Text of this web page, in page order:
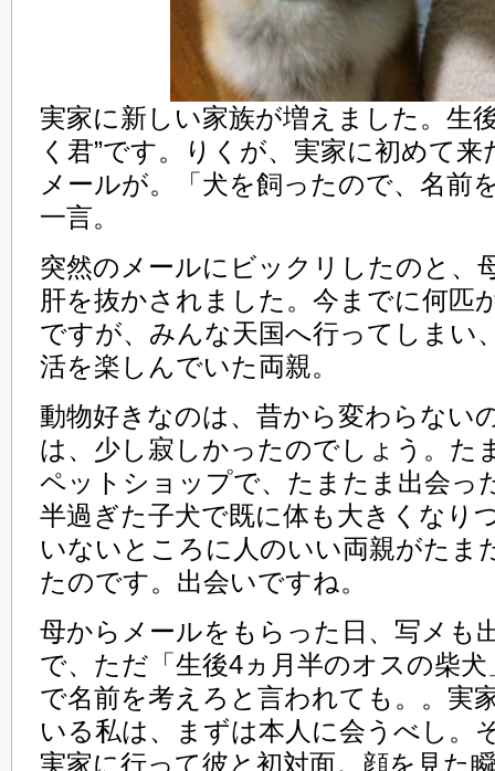
実家に新しい家族が増えました。生
く君”です。りくが、実家に初めて
メールが。「犬を飼ったので、名前
一言。
突然のメールにビックリしたのと、
肝を抜かされました。今までに何匹
ですが、みんな天国へ行ってしまい
活を楽しんでいた両親。
動物好きなのは、昔から変わらない
は、少し寂しかったのでしょう。た
ペットショップで、たまたま出会っ
半過ぎた子犬で既に体も大きくなり
いないところに人のいい両親がたま
たのです。出会いですね。
母からメールをもらった日、写メも
で、ただ「生後4ヵ月半のオスの柴
で名前を考えろと言われても。。実
いる私は、まずは本人に会うべし。
実家に行って彼と初対面。顔を見た